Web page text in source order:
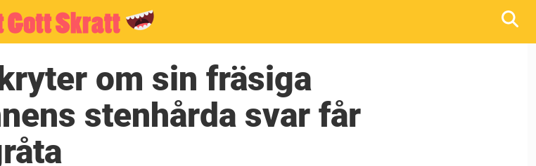
om sin fräsiga
stenhårda svar får